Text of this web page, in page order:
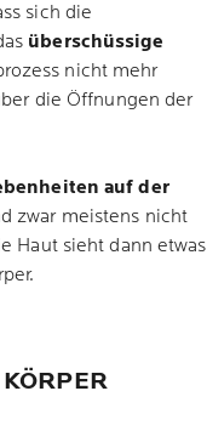
sich die
überschüssige
nicht mehr
die Öffnungen der
auf der
zwar meistens nicht
Haut sieht dann etwas